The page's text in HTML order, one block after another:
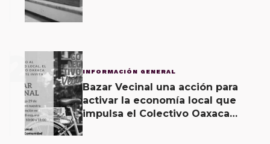
2 INFORMACIÓN GENERAL
Bazar Vecinal una acción para
activar la economía local que
impulsa el Colectivo Oaxaca